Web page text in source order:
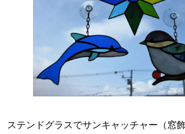
ステンドグラスでサンキャッチャー（窓